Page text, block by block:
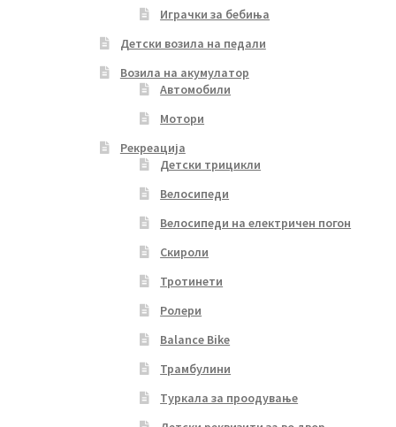
Играчки за бебиња
Детски возила на педали
Возила на акумулатор
Автомобили
Мотори
Рекреација
Детски трицикли
Велосипеди
Велосипеди на електричен погон
Скироли
Тротинети
Ролери
Balance Bike
Трамбулини
Туркала за проодување